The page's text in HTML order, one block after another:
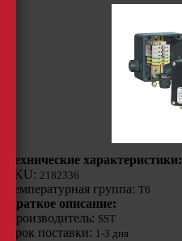
Технические характеристики:
SKU: 2182336
Температурная группа: Т6
Краткое описание:
Производитель: SST
Срок поставки: 1-3 дня